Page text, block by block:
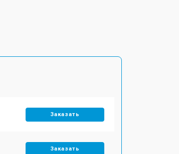
Заказать
Заказать